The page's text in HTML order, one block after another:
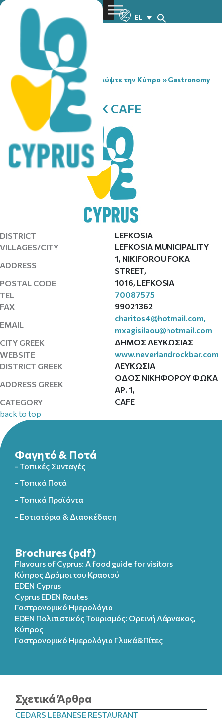
EL
You are here:Home» Ανακαλύψτε την Κύπρο » Gastronomy
» NEVERLAND ROCK CAFE
NEVERLAND ROCK CAFE
DISTRICT
LEFKOSIA
VILLAGES/CITY
LEFKOSIA MUNICIPALITY
ADDRESS
1, NIKIFOROU FOKA
STREET,
POSTAL CODE
1016, LEFKOSIA
TEL
70087575
FAX
99021362
EMAIL
charitos4@hotmail.com,
mxagisilaou@hotmail.com
CITY GREEK
ΔΗΜΟΣ ΛΕΥΚΩΣΙΑΣ
WEBSITE
www.neverlandrockbar.com
DISTRICT GREEK
ΛΕΥΚΩΣΙΑ
ADDRESS GREEK
ΟΔΟΣ ΝΙΚΗΦΟΡΟΥ ΦΩΚΑ
ΑΡ. 1,
CATEGORY
CAFE
back to top
Φαγητό & Ποτά
- Τοπικές Συνταγές
- Τοπικά Ποτά
- Τοπικά Προϊόντα
- Εστιατόρια & Διασκέδαση
Brochures (pdf)
Flavours of Cyprus: A food guide for visitors
Κύπρος Δρόμοι του Κρασιού
EDEN Cyprus
Cyprus EDEN Routes
Γαστρονομικό Ημερολόγιο
EDEN Πολιτιστικός Τουρισμός: Ορεινή Λάρνακας,
Κύπρος
Γαστρονομικό Ημερολόγιo Γλυκά&Πίτες
Σχετικά Άρθρα
CEDARS LEBANESE RESTAURANT